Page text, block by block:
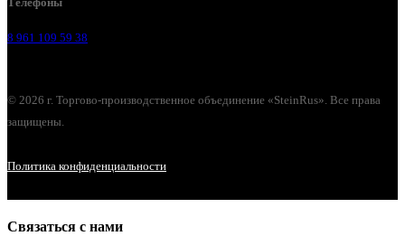
8 961 109 59 38
© 2026 г. Торгово-производственное объединение «SteinRus». Все права
защищены.
Политика конфиденциальности
Связаться с нами